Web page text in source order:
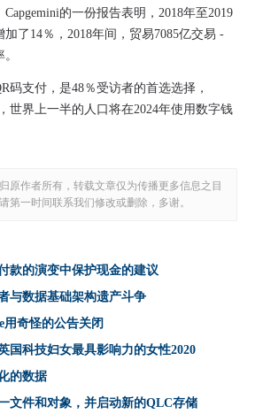
的一份报告表明，2018年至2019
了14％，2018年间，贸易7085亿交易 -
码支付，是48％受访者的首选选择，
世界上一半的人口将在2024年使用数字钱
原作者所有，转载文章仅为传播更多信息之目
第一时间联系我们修改或删除，多谢。
款的演变中保护现金的建议
与数据基础架构遗产斗争
用奇怪的公告关闭
国科技妇女最具影响力的女性2020
的数据
文件和对象，并启动新的QLC存储